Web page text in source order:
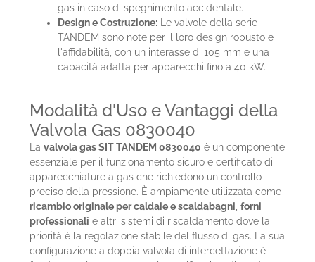
gas in caso di spegnimento accidentale.
Design e Costruzione: Le valvole della serie
TANDEM sono note per il loro design robusto e
l'affidabilità, con un interasse di 105 mm e una
capacità adatta per apparecchi fino a 40 kW.
---
Modalità d'Uso e Vantaggi della
Valvola Gas 0830040
Lavalvola gas SIT TANDEM 0830040 è un componente
essenziale per il funzionamento sicuro e certificato di
apparecchiature a gas che richiedono un controllo
preciso della pressione. È ampiamente utilizzata come
ricambio originale per caldaie e scaldabagni ,forni
professionali e altri sistemi di riscaldamento dove la
priorità è la regolazione stabile del flusso di gas. La sua
configurazione a doppia valvola di intercettazione è